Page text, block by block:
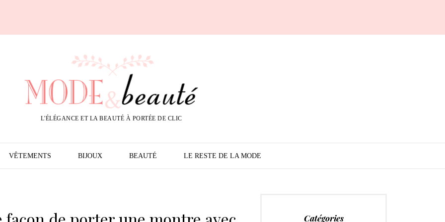
L'ÉLÉGANCE ET LA BEAUTÉ À PORTÉE DE CLIC
VÊTEMENTS BIJOUX BEAUTÉ LE RESTE DE LA MODE
Catégories